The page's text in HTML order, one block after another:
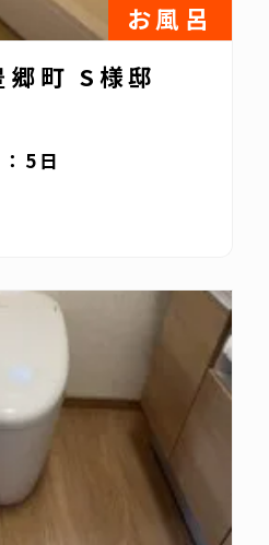
お風呂
郷町 S様邸
5日